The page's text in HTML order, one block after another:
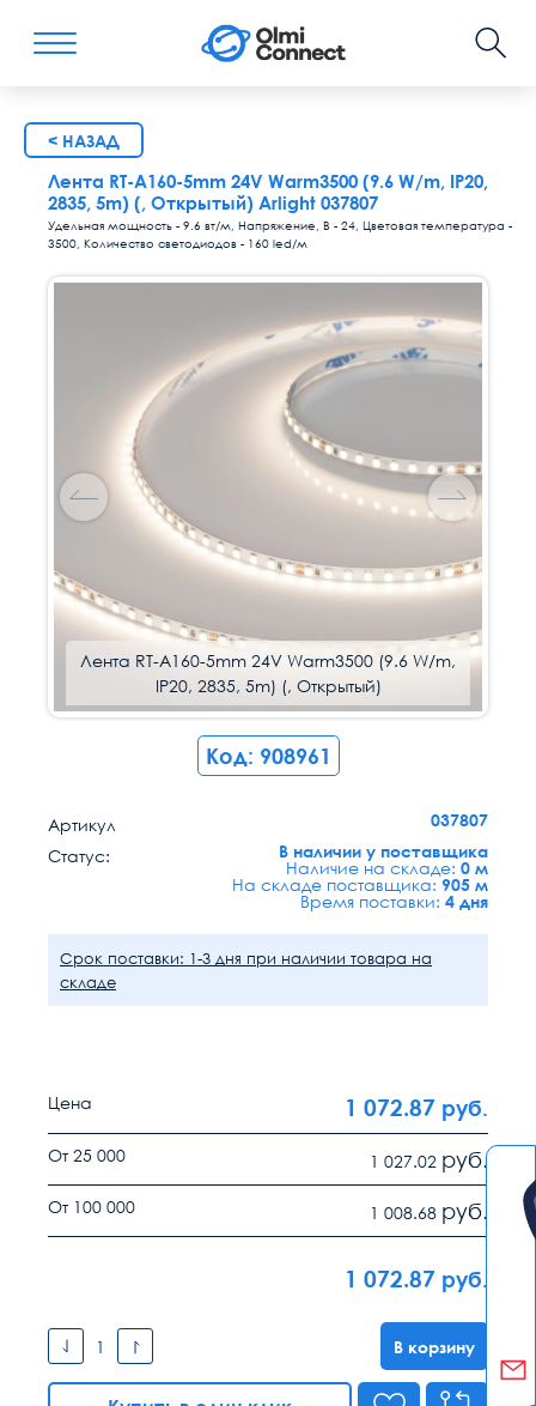
< НАЗАД
Лента RT-A160-5mm 24V Warm3500 (9.6 W/m, IP20,
2835, 5m) (, Открытый) Arlight 037807
Удельная мощность - 9.6 вт/м, Напряжение, В - 24, Цветовая температура -
3500, Количество светодиодов - 160 led/м
Лента RT-A160-5mm 24V Warm3500 (9.6 W/m,
IP20, 2835, 5m) (, Открытый)
Лента RT-A160-5mm 24V Warm3500 (9.6 W/m,
IP20, 2835, 5m) (, Открытый)
Лента RT-A160-5mm 24V Warm3500 (9.6 W/m,
IP20, 2835, 5m) (, Открытый)
Лента RT-A160-5mm 24V Warm3500 (9.6 W/m,
IP20, 2835, 5m) (, Открытый)
Код: 908961
Артикул
037807
Статус:
В наличии у поставщика
Наличие на складе: 0 м
На складе поставщика: 905 м
Время поставки: 4 дня
Срок поставки: 1-3 дня при наличии товара на
складе
Цена 1 072.87 руб.
От 25 000 1 027.02 руб.
От 100 000 1 008.68 руб.
1 072.87 руб.
В корзину